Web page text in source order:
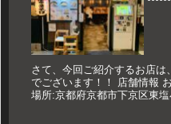
さて、今回ご紹介するお店
でございます！！ 店舗情報
場所:京都府京都市下京区東